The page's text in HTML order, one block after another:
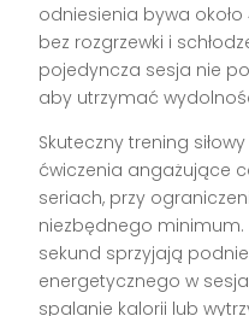
odniesienia bywa
bez rozgrzewki i
pojedyncza sesja nie
aby utrzymać
Skuteczny trening
ćwiczenia angażujące
seriach, przy
niezbędnego minimum.
sekund sprzyjają
energetycznego w
spalanie kalorii lub